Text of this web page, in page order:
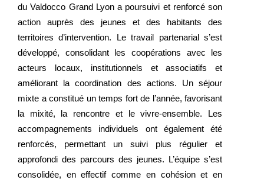
du Valdocco Grand Lyon a poursuivi et renforcé son
action auprès des jeunes et des habitants des
territoires d’intervention. Le travail partenarial s’est
développé, consolidant les coopérations avec les
acteurs locaux, institutionnels et associatifs et
améliorant la coordination des actions. Un séjour
mixte a constitué un temps fort de l’année, favorisant
la mixité, la rencontre et le vivre-ensemble. Les
accompagnements individuels ont également été
renforcés, permettant un suivi plus régulier et
approfondi des parcours des jeunes. L’équipe s’est
consolidée, en effectif comme en cohésion et en